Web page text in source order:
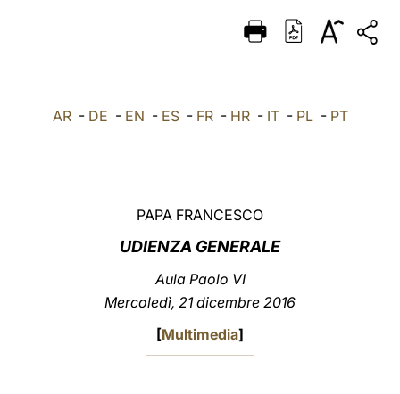
DEUTSCH
العربيّة AR- DE - EN - ES- FR- HR- IT- PL- PT
PAPA FRANCESCO
UDIENZA GENERALE
Aula Paolo VI
Mercoledì, 21 dicembre 2016
[Multimedia]